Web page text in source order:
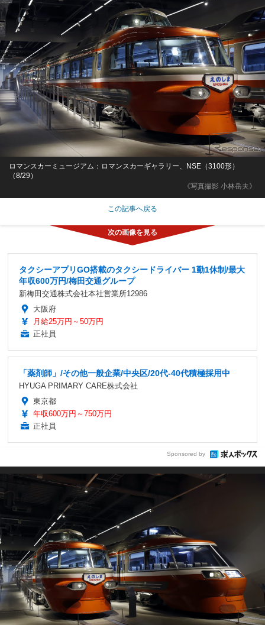
《写真撮影 小林岳夫》
ロマンスカーミュージアム：ロマンスカーギャラリー、NSE（3100形）
（8/29）
この記事へ戻る
タクシーアプリGO搭載のタクシードライバー 1勤1休制/最大
年収600万円/梅田交通グループ
新梅田交通株式会社本社営業所12986
大阪府
月給25万円～50万円
正社員
「薬剤師」/その他一般企業/中央区/20代-40代積極採用中
HYUGA PRIMARY CARE株式会社
東京都
年収600万円～750万円
正社員
Sponsored by